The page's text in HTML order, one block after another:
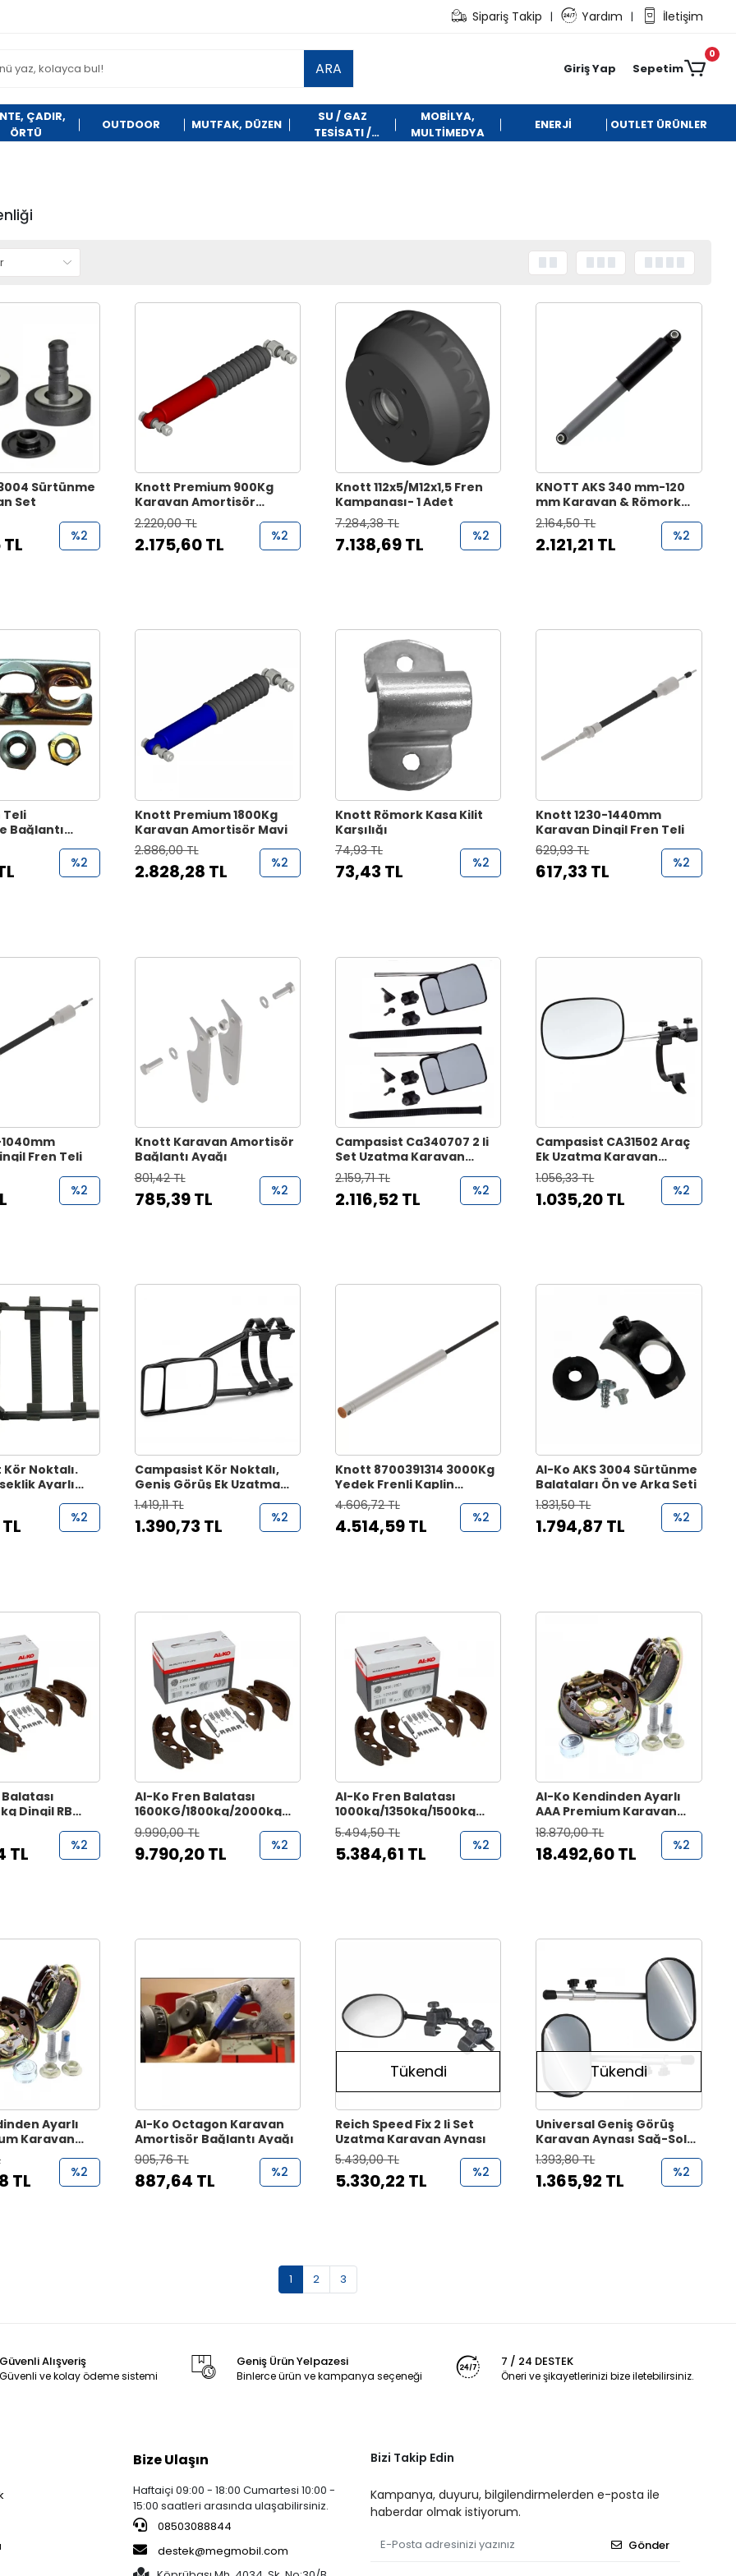
Sipariş Takip | Yardım | İletişim
ARA Giriş Yap Sepetim
0
ÇADIR,
ÖRTÜ
OUTDOOR MUTFAK, DÜZEN
SU / GAZ
TESİSATI /
MOBİLYA,
MULTİMEDYA
ENERJİ OUTLET ÜRÜNLER
Sürtünme
Set
%2
Knott Premium 900Kg
Karavan Amortisör
Kırmızı
2.220,00 TL
2.175,60 TL %2
Knott 112x5/M12x1,5 Fren
Kampanası- 1 Adet
7.284,38 TL
7.138,69 TL %2
KNOTT AKS 340 mm-120
mm Karavan & Römork
Amortisörü
2.164,50 TL
2.121,21 TL %2
Teli
Bağlantı
%2
Knott Premium 1800Kg
Karavan Amortisör Mavi
2.886,00 TL
2.828,28 TL %2
Knott Römork Kasa Kilit
Karşılığı
74,93 TL
73,43 TL %2
Knott 1230-1440mm
Karavan Dingil Fren Teli
629,93 TL
617,33 TL %2
Fren Teli
%2
Knott Karavan Amortisör
Bağlantı Ayağı
801,42 TL
785,39 TL %2
Campasist Ca340707 2 li
Set Uzatma Karavan
Aynası
2.159,71 TL
2.116,52 TL %2
Campasist CA31502 Araç
Ek Uzatma Karavan
Aynası
1.056,33 TL
1.035,20 TL %2
Noktalı.
Ayarlı
%2
Campasist Kör Noktalı,
Geniş Görüş Ek Uzatma
Karavan Aynası
1.419,11 TL
1.390,73 TL %2
Knott 8700391314 3000Kg
Yedek Frenli Kaplin
Amortisörü
4.606,72 TL
4.514,59 TL %2
Al-Ko AKS 3004 Sürtünme
Balataları Ön ve Arka Seti
1.831,50 TL
1.794,87 TL %2
Dingil RB
TL %2
Al-Ko Fren Balatası
1600KG/1800kg/2000kg
Dingil RB 2360-2361
9.990,00 TL
9.790,20 TL %2
Al-Ko Fren Balatası
1000kg/1350kg/1500kg
Dingil RB 2050/2051
5.494,50 TL
5.384,61 TL %2
Al-Ko Kendinden Ayarlı
AAA Premium Karavan
Fren Sistemi 2361
18.870,00 TL
18.492,60 TL %2
Ayarlı
Karavan
2051 T
TL %2
Al-Ko Octagon Karavan
Amortisör Bağlantı Ayağı
905,76 TL
887,64 TL %2
Tükendi
Reich Speed Fix 2 li Set
Uzatma Karavan Aynası
5.439,00 TL
5.330,22 TL %2
Tükendi
Universal Geniş Görüş
Karavan Aynası Sağ-Sol
Çift ( Alüminyum )
1.393,80 TL
1.365,92 TL %2
1 2 3
Güvenli Alışveriş
Güvenli ve kolay ödeme sistemi
Geniş Ürün Yelpazesi
Binlerce ürün ve kampanya seçeneği
7 / 24 DESTEK
Öneri ve şikayetlerinizi bize iletebilirsiniz.
Bize Ulaşın
Haftaiçi 09:00 - 18:00 Cumartesi 10:00 -
15:00 saatleri arasında ulaşabilirsiniz.
08503088844
destek@megmobil.com
Bizi Takip Edin
Kampanya, duyuru, bilgilendirmelerden e-posta ile
haberdar olmak istiyorum.
Gönder